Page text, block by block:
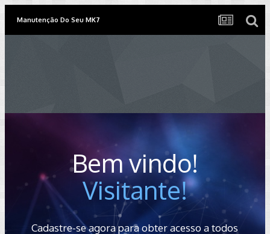
Manutenção Do Seu MK7
Bem vindo!
Visitante!
Cadastre-se agora para obter acesso a todos